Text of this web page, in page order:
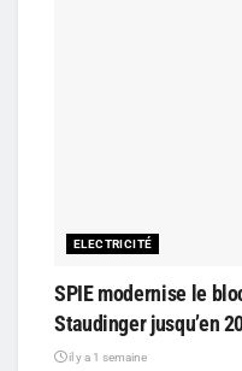
ELECTRICITÉ
SPIE modernise le
Staudinger jusqu’en
il y a 1 semaine